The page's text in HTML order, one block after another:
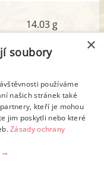
14.03 g
7.71 g
27.16 g
7.01 g
×
soubory
používáme
našich stránek také
kteří je mohou
jim poskytli nebo které
Zásady ochrany
→